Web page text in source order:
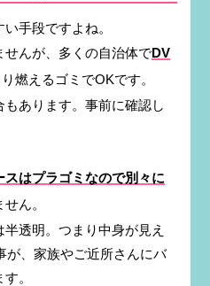
手段ですよね。
んが、多くの自治体でDV
燃えるゴミでOKです。
あります。事前に確認し
スはプラゴミなので別々に
ん。
透明。つまり中身が見え
が、家族やご近所さんにバ
。